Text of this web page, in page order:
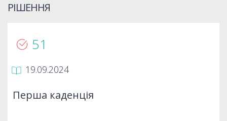
РІШЕННЯ
51
19.09.2024
Перша каденція